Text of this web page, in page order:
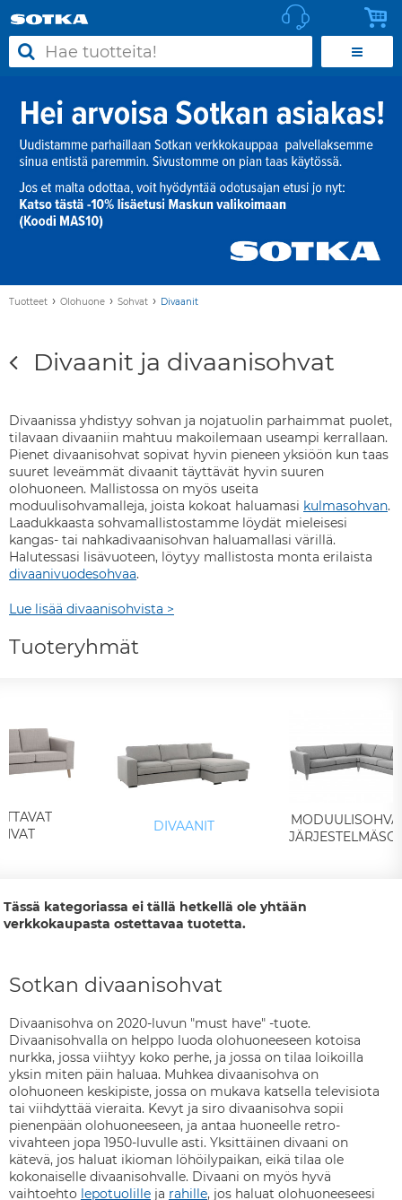
Tuotteet › Olohuone › Sohvat › Divaanit
Divaanit ja divaanisohvat
Divaanissa yhdistyy sohvan ja nojatuolin parhaimmat puolet,
tilavaan divaaniin mahtuu makoilemaan useampi kerrallaan.
Pienet divaanisohvat sopivat hyvin pieneen yksiöön kun taas
suuret leveämmät divaanit täyttävät hyvin suuren
olohuoneen. Mallistossa on myös useita
moduulisohvamalleja, joista kokoat haluamasi kulmasohvan.
Laadukkaasta sohvamallistostamme löydät mieleisesi
kangas- tai nahkadivaanisohvan haluamallasi värillä.
Halutessasi lisävuoteen, löytyy mallistosta monta erilaista
divaanivuodesohvaa.
Lue lisää divaanisohvista >
Tuoteryhmät
DIVAANIT
Tässä kategoriassa ei tällä hetkellä ole yhtään
verkkokaupasta ostettavaa tuotetta.
Sotkan divaanisohvat
Divaanisohva on 2020-luvun "must have" -tuote.
Divaanisohvalla on helppo luoda olohuoneeseen kotoisa
nurkka, jossa viihtyy koko perhe, ja jossa on tilaa loikoilla
yksin miten päin haluaa. Muhkea divaanisohva on
olohuoneen keskipiste, jossa on mukava katsella televisiota
tai viihdyttää vieraita. Kevyt ja siro divaanisohva sopii
pienenpään olohuoneeseen, ja antaa huoneelle retro-
vivahteen jopa 1950-luvulle asti. Yksittäinen divaani on
kätevä, jos haluat ikioman löhöilypaikan, eikä tilaa ole
kokonaiselle divaanisohvalle. Divaani on myös hyvä
vaihtoehto lepotuolille ja rahille, jos haluat olohuoneeseesi